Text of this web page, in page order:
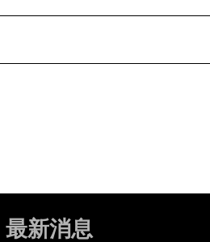
最新消息